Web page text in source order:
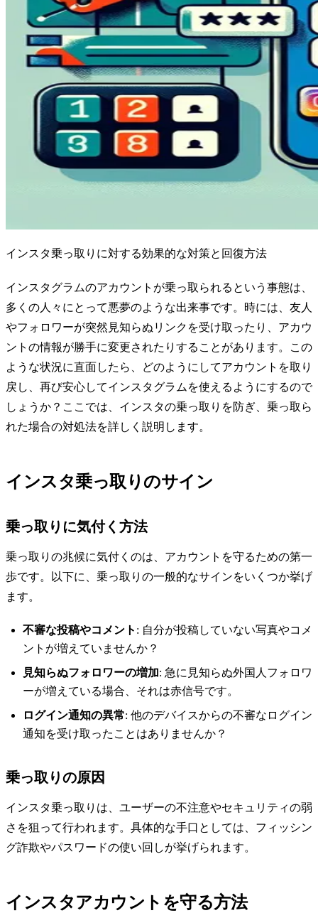
インスタ乗っ取りに対する効果的な対策と回復方法
インスタグラムのアカウントが乗っ取られるという事態は、
多くの人々にとって悪夢のような出来事です。時には、友人
やフォロワーが突然見知らぬリンクを受け取ったり、アカウ
ントの情報が勝手に変更されたりすることがあります。この
ような状況に直面したら、どのようにしてアカウントを取り
戻し、再び安心してインスタグラムを使えるようにするので
しょうか？ここでは、インスタの乗っ取りを防ぎ、乗っ取ら
れた場合の対処法を詳しく説明します。
インスタ乗っ取りのサイン
乗っ取りに気付く方法
乗っ取りの兆候に気付くのは、アカウントを守るための第一
歩です。以下に、乗っ取りの一般的なサインをいくつか挙げ
ます。
不審な投稿やコメント : 自分が投稿していない写真やコメ
ントが増えていませんか？
見知らぬフォロワーの増加: 急に見知らぬ外国人フォロワ
ーが増えている場合、それは赤信号です。
ログイン通知の異常: 他のデバイスからの不審なログイン
通知を受け取ったことはありませんか？
乗っ取りの原因
インスタ乗っ取りは、ユーザーの不注意やセキュリティの弱
さを狙って行われます。具体的な手口としては、フィッシン
グ詐欺やパスワードの使い回しが挙げられます。
インスタアカウントを守る方法